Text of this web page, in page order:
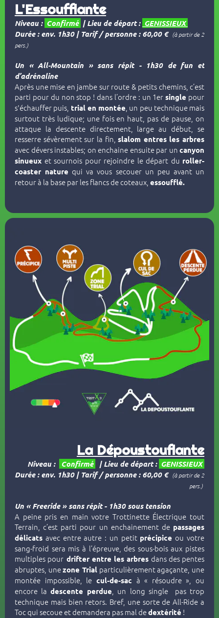
L'Essoufflante
Niveau : Confirmé | Lieu de départ : GENISSIEUX
Durée : env. 1h30 | Tarif / personne : 60,00 € (à partir de 2
pers.)
Un « All-Mountain » sans répit - 1h30 de fun et
d’adrénaline
Après une mise en jambe sur route & petits chemins, c’est
parti pour du non stop ! dans l’ordre : un 1ersingle pour
s'échauffer puis, trial en montée , un peu technique mais
surtout très ludique; une fois en haut, pas de pause, on
attaque la descente directement, large au début, se
resserre sévèrement sur la fin,slalom entres les arbres
avec dévers instables; on enchaine ensuite par un canyon
sinueux et sournois pour rejoindre le départ du roller-
coaster nature qui va vous secouer un peu avant un
retour à la base par les flancs de coteaux, essoufflé.
La Dépoustouflante
Niveau : Confirmé | Lieu de départ : GENISSIEUX
Durée : env. 1h30 | Tarif / personne : 60,00 € (à partir de 2
pers.)
Un « Freeride » sans répit - 1h30 sous tension
A peine pris en main votre Trottinette Électrique tout
Terrain, c’est parti pour un enchainement de passages
délicats avec entre autre : un petit précipice ou votre
sang-froid sera mis à l’épreuve, des sous-bois aux pistes
multiples pour drifter entre les arbres dans des pentes
abruptes, unezone Trial particulièrement agaçante, une
montée impossible, le cul-de-sac à « résoudre », ou
encore ladescente perdue , un long single pas trop
technique mais bien retors. Bref, une sorte de All-Ride a
Toc qui secoue et demandera pas mal dedextérité !